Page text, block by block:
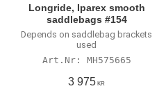
Longride, Iparex smooth
saddlebags #154
Depends on saddlebag brackets
used
MH575665
3 975 KR